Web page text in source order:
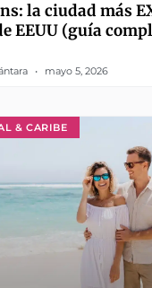
la ciudad más
EEUU (guía
mayo 5, 2026
& CARIBE